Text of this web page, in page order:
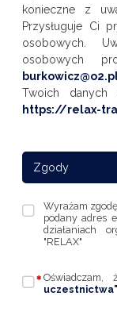
konieczne z
Przysługuje Ci
osobowych.
osobowych
Twoich danych
https://relax-
Zgody
Wyrażam
podany adres
działaniach
"RELAX"
uczestnictwa"